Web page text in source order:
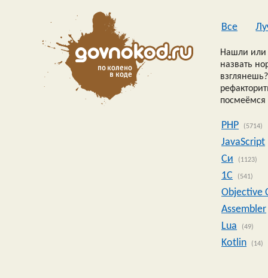
Все
Нашли или
назвать
посмеёмся
PHP (5714)
JavaScript
Си
(1123)
1C (541)
Objective
Assembler
Lua
(49)
Kotlin (14)